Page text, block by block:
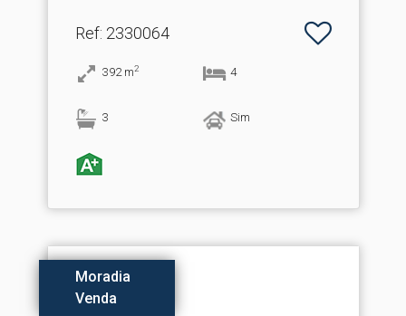
Ref: 2330064
392 m2 4
3 Sim
Moradia
Venda